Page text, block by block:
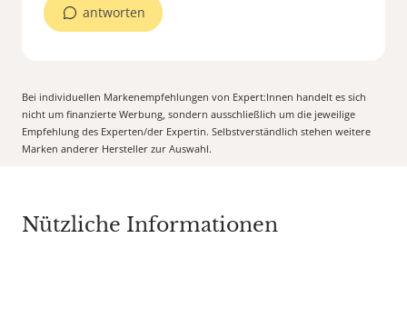
antworten
Bei individuellen Markenempfehlungen von Expert:Innen handelt es sich
nicht um finanzierte Werbung, sondern ausschließlich um die jeweilige
Empfehlung des Experten/der Expertin. Selbstverständlich stehen weitere
Marken anderer Hersteller zur Auswahl.
Nützliche Informationen